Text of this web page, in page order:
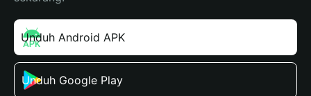
Unduh Android APK
Unduh Google Play